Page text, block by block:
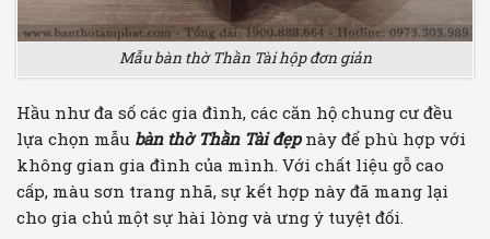
Mẫu bàn thờ Thần Tài hộp đơn giản
Hầu như đa số các gia đình, các căn hộ chung cư đều
lựa chọn mẫu bàn thờ Thần Tài đẹpnày để phù hợp với
không gian gia đình của mình. Với chất liệu gỗ cao
cấp, màu sơn trang nhã, sự kết hợp này đã mang lại
cho gia chủ một sự hài lòng và ưng ý tuyệt đối.